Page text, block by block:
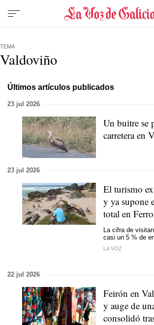
TEMA
Valdoviño
Últimos artículos publicados
23 jul 2026
Un buitre se
carretera en
23 jul 2026
El turismo
y ya supone
total en
La cifra de
casi un 5 % de
LA VOZ
22 jul 2026
Feirón en
y auge de
consolidó